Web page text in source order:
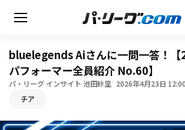
無料アカウント登録
bluelegends Aiさんに一問一答！【
パフォーマー全員紹介 No.60】
パ・リーグ インサイト 池田紗里 2026年4月23日 12:00
チア